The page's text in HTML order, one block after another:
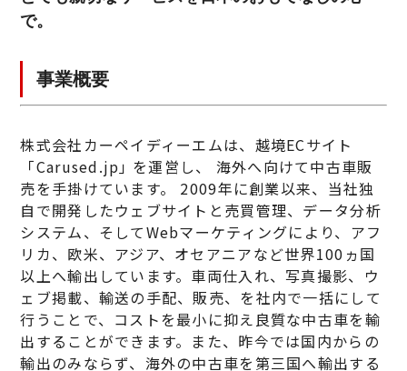
で。
事業概要
株式会社カーペイディーエムは、越境ECサイト
「Carused.jp｣ を運営し、 海外へ向けて中古車販
売を手掛けています。 2009年に創業以来、当社独
自で開発したウェブサイトと売買管理、データ分析
システム、そしてWebマーケティングにより、アフ
リカ、欧米、アジア、オセアニアなど世界100ヵ国
以上へ輸出しています。車両仕入れ、写真撮影、ウ
ェブ掲載、輸送の手配、販売、を社内で一括にして
行うことで、コストを最小に抑え良質な中古車を輸
出することができます。また、昨今では国内からの
輸出のみならず、海外の中古車を第三国へ輸出する